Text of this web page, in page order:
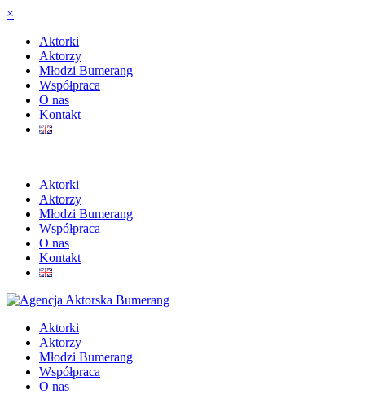
×
Aktorki
Aktorzy
Młodzi Bumerang
Współpraca
O nas
Kontakt
Aktorki
Aktorzy
Młodzi Bumerang
Współpraca
O nas
Kontakt
Aktorki
Aktorzy
Młodzi Bumerang
Współpraca
O nas